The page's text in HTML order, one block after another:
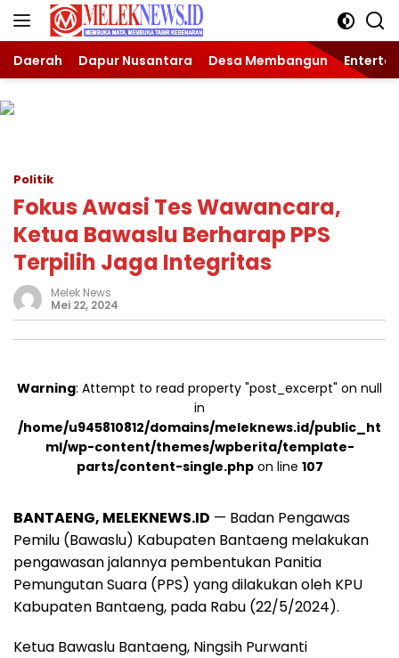
Langsung
Daerah Dapur Nusantara Desa Membangun
Politik
Fokus Awasi Tes Wawancara,
Ketua Bawaslu Berharap PPS
Terpilih Jaga Integritas
Melek News
Mei 22, 2024
Warning: Attempt to read property "post_excerpt" on null
in
/home/u945810812/domains/meleknews.id/public_ht
ml/wp-content/themes/wpberita/template-
parts/content-single.phpon line 107
BANTAENG, MELEKNEWS.ID — Badan Pengawas
Pemilu (Bawaslu) Kabupaten Bantaeng melakukan
pengawasan jalannya pembentukan Panitia
Pemungutan Suara (PPS) yang dilakukan oleh KPU
Kabupaten Bantaeng, pada Rabu (22/5/2024).
Ketua Bawaslu Bantaeng, Ningsih Purwanti